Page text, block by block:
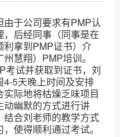
于公司要求有PMP认
后经同事（同事是在
拿到PMP证书）介
慧翔）PMP培训。
考试并获取到证书，刘
5天晚上时间及安排
际地将枯燥乏味项目
动幽默的方式进行讲
合刘老师的教学方式
使得顺利通过考试。